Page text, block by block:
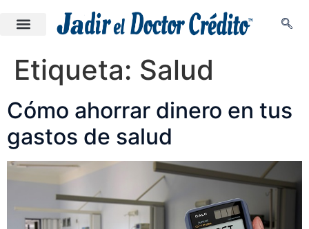
Etiqueta: Salud
Cómo ahorrar dinero en tus
gastos de salud